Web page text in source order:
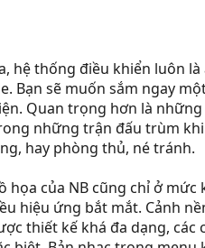
hệ thống điều khiển luôn
Bạn sẽ muốn sắm ngay
Quan trọng hơn là
những trận đấu trùm
hay phòng thủ, né tránh.
họa của NB cũng chỉ ở
hiệu ứng bắt mắt. Cảnh
thiết kế khá đa dạng,